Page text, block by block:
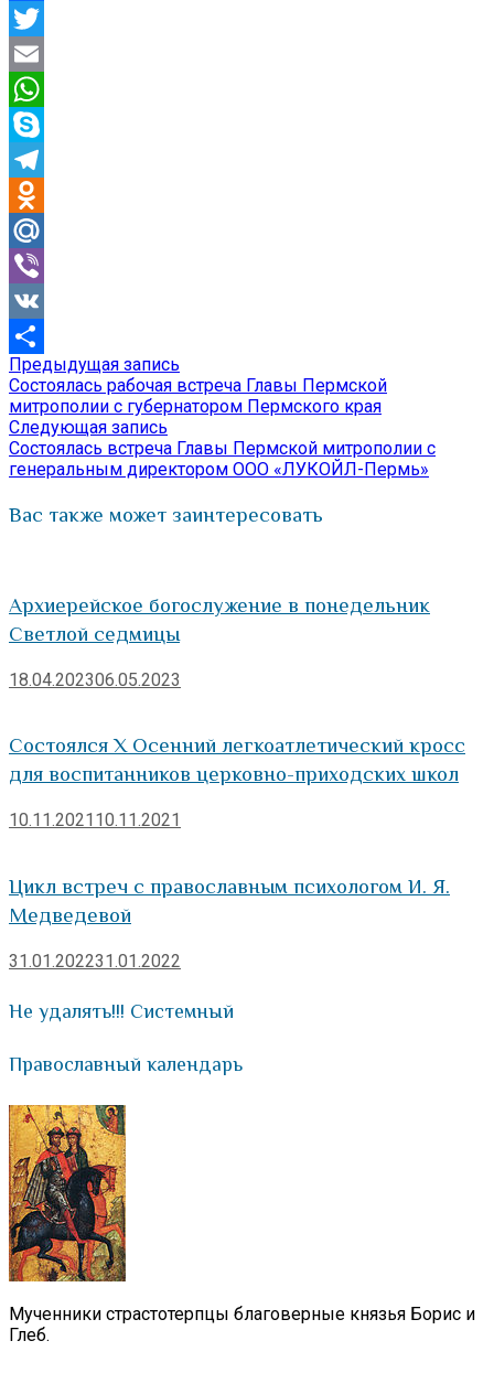
Facebook
Twitter
Email
WhatsApp
Skype
Telegram
Odnoklassniki
Mail.Ru
Viber
VK
Отправить
Навигация
по
записям
Предыдущая запись
запись:
Состоялась рабочая встреча Главы Пермской
митрополии с губернатором Пермского края
Следующая запись
запись:
Состоялась встреча Главы Пермской митрополии с
генеральным директором ООО «ЛУКОЙЛ-Пермь»
Вас также может заинтересовать
Архиерейское богослужение в понедельник
Светлой седмицы
18.04.202306.05.2023
Состоялся Х Осенний легкоатлетический кросс
для воспитанников церковно-приходских школ
10.11.2021 10.11.2021
Цикл встреч с православным психологом И. Я.
Медведевой
31.01.202231.01.2022
Не удалять!!! Системный
Православный календарь
Мученники страстотерпцы благоверные князья Борис и
Глеб.